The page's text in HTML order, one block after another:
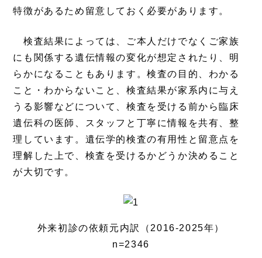
特徴があるため留意しておく必要があります。
検査結果によっては、ご本人だけでなくご家族
にも関係する遺伝情報の変化が想定されたり、明
らかになることもあります。検査の目的、わかる
こと・わからないこと、検査結果が家系内に与え
うる影響などについて、検査を受ける前から臨床
遺伝科の医師、スタッフと丁寧に情報を共有、整
理しています。遺伝学的検査の有用性と留意点を
理解した上で、検査を受けるかどうか決めること
が大切です。
外来初診の依頼元内訳（2016-2025年）
n=2346